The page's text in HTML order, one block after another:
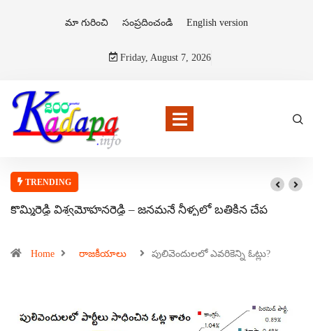
మా గురించి సంప్రదించండి English version
Friday, August 7, 2026
TRENDING
కొమ్మిరెడ్డి విశ్వమోహనరెడ్డి – జనమనే నీళ్ళలో బతికిన చేప
Home రాజకీయాలు పులివెందులలో ఎవరికెన్ని ఓట్లు?